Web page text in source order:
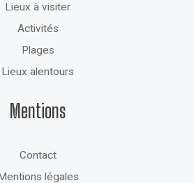
Lieux à visiter
Activités
Plages
Lieux alentours
Mentions
Contact
légales